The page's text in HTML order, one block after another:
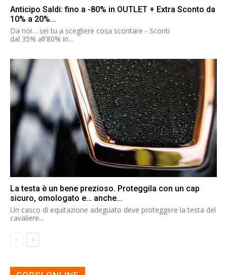
Anticipo Saldi: fino a -80% in OUTLET + Extra Sconto da
10% a 20%...
Da noi… sei tu a scegliere cosa scontare - Sconti
dal 35% all'80% in...
La testa è un bene prezioso. Proteggila con un cap
sicuro, omologato e… anche...
Un casco di equitazione adeguato deve proteggere la testa del
cavaliere...